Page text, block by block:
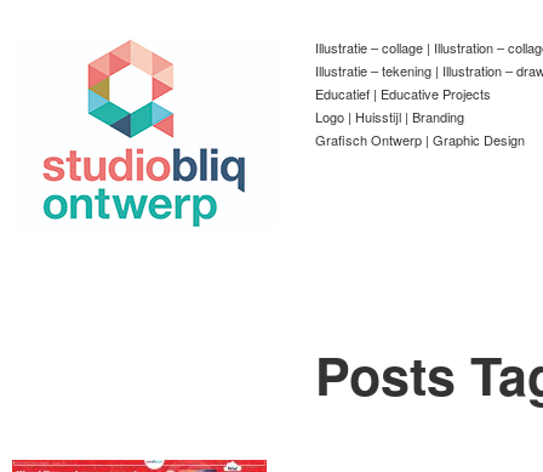
Illustratie – collage | Illustration –
Illustratie – tekening | Illustration –
Educatief | Educative Projects
Logo | Huisstijl | Branding
Grafisch Ontwerp | Graphic Design
Posts